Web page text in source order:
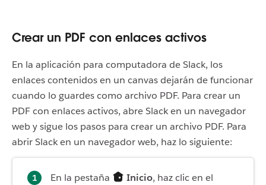
Crear un PDF con enlaces activos
En la aplicación para computadora de Slack, los
enlaces contenidos en un canvas dejarán de funcionar
cuando lo guardes como archivo PDF. Para crear un
PDF con enlaces activos, abre Slack en un navegador
web y sigue los pasos para crear un archivo PDF. Para
abrir Slack en un navegador web, haz lo siguiente:
En la pestaña Inicio, haz clic en el